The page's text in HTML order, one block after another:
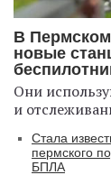
В Пермском
новые
Они
и
Стала
пермского
БПЛА